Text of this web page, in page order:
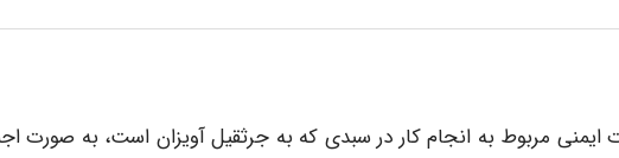
مربوط به انجام کار در سبدی که به جرثقیل آویزان است، به صورت